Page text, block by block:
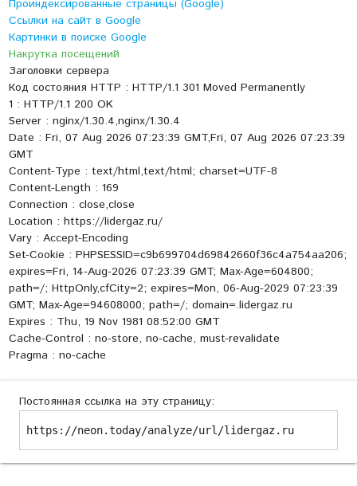
Проиндексированные страницы (Google)
Ссылки на сайт в Google
Картинки в поиске Google
Накрутка посещений
Заголовки сервера
Код состояния HTTP : HTTP/1.1 301 Moved Permanently
1 : HTTP/1.1 200 OK
Server : nginx/1.30.4,nginx/1.30.4
Date : Fri, 07 Aug 2026 07:23:39 GMT,Fri, 07 Aug 2026 07:23:39
GMT
Content-Type : text/html,text/html; charset=UTF-8
Content-Length : 169
Connection : close,close
Location : https://lidergaz.ru/
Vary : Accept-Encoding
Set-Cookie : PHPSESSID=c9b699704d69842660f36c4a754aa206;
expires=Fri, 14-Aug-2026 07:23:39 GMT; Max-Age=604800;
path=/; HttpOnly,cfCity=2; expires=Mon, 06-Aug-2029 07:23:39
GMT; Max-Age=94608000; path=/; domain=.lidergaz.ru
Expires : Thu, 19 Nov 1981 08:52:00 GMT
Cache-Control : no-store, no-cache, must-revalidate
Pragma : no-cache
Постоянная ссылка на эту страницу:
https://neon.today/analyze/url/lidergaz.ru